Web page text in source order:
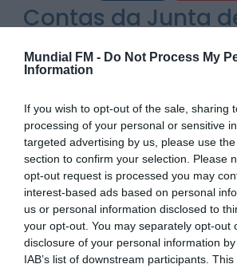
Mundial FM - Do Not Process My
Information
If you wish to opt-out of the sale, sharing
processing of your personal or sensitive
targeted advertising by us, please use
section to confirm your selection. Please
opt-out request is processed you may
interest-based ads based on personal
us or personal information disclosed to
your opt-out. You may separately opt-out
disclosure of your personal information
IAB’s list of downstream participants.
Notícias de
Anadia • Diário da Bairrada
Notícias de Águeda
Caminhada “Pé na Causa”
Diário da Bairrada
Exposição “Santo António
Museu Militar do Buçaco
ONTEM, 11:46
Mundial FM
Câmara de Viseu e nova
Politécnica reforçam
estratégia...
ONTEM, 11:43
Contas da Junta
Santo André
com abstenção
PARTILHAR ESTE ARTIGO
WhatsApp
Facebook
Messenger
Bluesky
TrelloTelegram
Copy
Link